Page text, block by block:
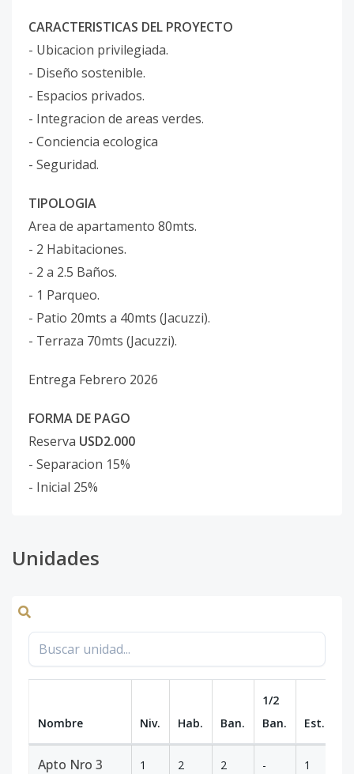
CARACTERISTICAS DEL PROYECTO
- Ubicacion privilegiada.
- Diseño sostenible.
- Espacios privados.
- Integracion de areas verdes.
- Conciencia ecologica
- Seguridad.
TIPOLOGIA
Area de apartamento 80mts.
- 2 Habitaciones.
- 2 a 2.5 Baños.
- 1 Parqueo.
- Patio 20mts a 40mts (Jacuzzi).
- Terraza 70mts (Jacuzzi).
Entrega Febrero 2026
FORMA DE PAGO
Reserva USD2.000
- Separacion 15%
- Inicial 25%
Unidades
Nombre Niv. Hab. Ban.
1/2
Ban.
Est.
Apto Nro 3 1 2 2 - 1